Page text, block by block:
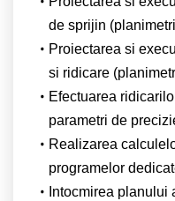
de sprijin
Proiectarea si
si ridicare
Efectuarea
parametri de
Realizarea
programelor
Intocmirea planului